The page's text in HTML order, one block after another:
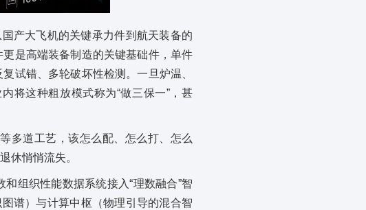
产大飞机的关键承力件到航天装备的
是高端装备制造的关键基础件，单件
试错、多轮破坏性检测。一旦炉温、
将这种粗放模式称为“做三保一”，甚
多道工艺，该怎么配、怎么打、怎么
休悄悄流失。
组织性能数据系统接入“理数融合”智
谱）与计算中枢（物理引导的混合智